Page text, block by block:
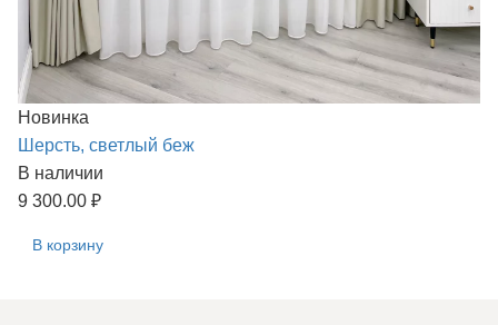
Новинка
Шерсть, светлый беж
В наличии
9 300.00 ₽
В корзину